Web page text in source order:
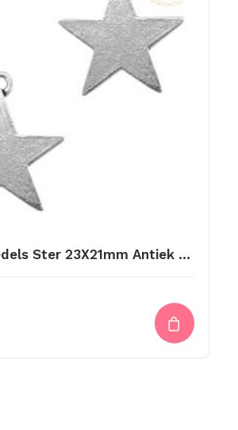
Metalen Bedels Ster 23X21mm Antiek Zilver